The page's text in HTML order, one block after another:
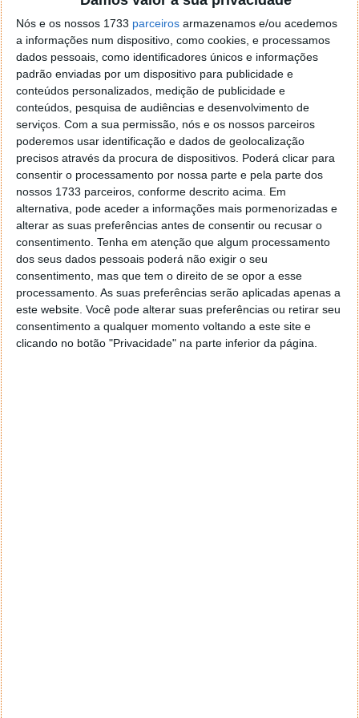
Nós e os nossos 1733 parceiros armazenamos e/ou acedemos
a informações num dispositivo, como cookies, e processamos
dados pessoais, como identificadores únicos e informações
padrão enviadas por um dispositivo para publicidade e
conteúdos personalizados, medição de publicidade e
conteúdos, pesquisa de audiências e desenvolvimento de
serviços. Com a sua permissão, nós e os nossos parceiros
poderemos usar identificação e dados de geolocalização
precisos através da procura de dispositivos. Poderá clicar para
consentir o processamento por nossa parte e pela parte dos
nossos 1733 parceiros, conforme descrito acima. Em
alternativa, pode aceder a informações mais pormenorizadas e
alterar as suas preferências antes de consentir ou recusar o
consentimento. Tenha em atenção que algum processamento
dos seus dados pessoais poderá não exigir o seu
consentimento, mas que tem o direito de se opor a esse
processamento. As suas preferências serão aplicadas apenas a
este website. Você pode alterar suas preferências ou retirar seu
consentimento a qualquer momento voltando a este site e
clicando no botão "Privacidade" na parte inferior da página.
Nos mesmos 5 minutos, o Xiaomi Mi 11 tinha
estabelecido o recorde anterior, com vendas no valor
de 1,5 mil milhões de yuans, ou seja, quase 210
milhões de euros.